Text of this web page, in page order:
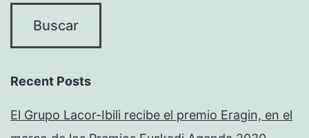
Recent Posts
El Grupo Lacor-Ibili recibe el premio Eragin, en el